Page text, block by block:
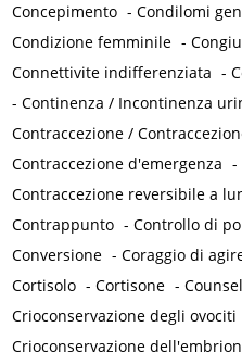
Concepimento -Condilomi
Condizione femminile -
Connettivite indifferenziata -
-Continenza / Incontinenza
Contraccezione /
Contraccezione d'emergenza -
Contraccezione reversibile a
Contrappunto -Controllo di
Conversione -Coraggio di
Cortisolo -Cortisone -
Crioconservazione degli ovociti
Crioconservazione